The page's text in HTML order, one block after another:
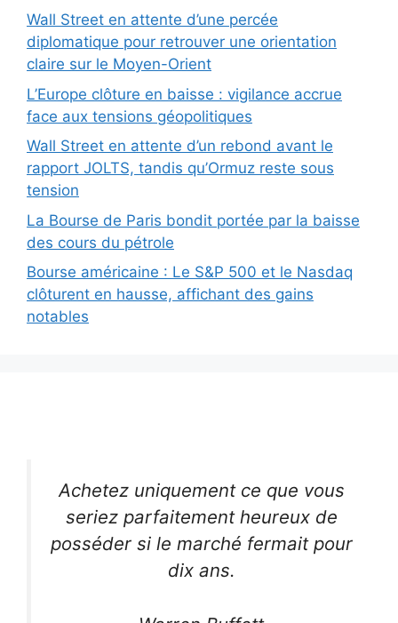
Wall Street en attente d’une percée
diplomatique pour retrouver une orientation
claire sur le Moyen-Orient
L’Europe clôture en baisse : vigilance accrue
face aux tensions géopolitiques
Wall Street en attente d’un rebond avant le
rapport JOLTS, tandis qu’Ormuz reste sous
tension
La Bourse de Paris bondit portée par la baisse
des cours du pétrole
Bourse américaine : Le S&P 500 et le Nasdaq
clôturent en hausse, affichant des gains
notables
Achetez uniquement ce que vous
seriez parfaitement heureux de
posséder si le marché fermait pour
dix ans.